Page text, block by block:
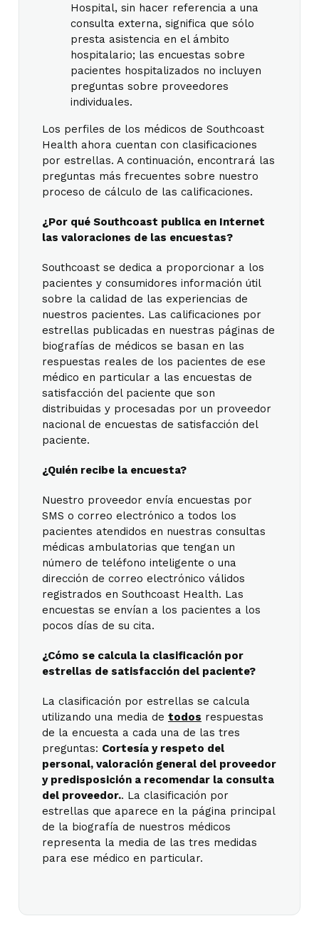
Hospital, sin hacer referencia a una
consulta externa, significa que sólo
presta asistencia en el ámbito
hospitalario; las encuestas sobre
pacientes hospitalizados no incluyen
preguntas sobre proveedores
individuales.
Los perfiles de los médicos de Southcoast
Health ahora cuentan con clasificaciones
por estrellas. A continuación, encontrará las
preguntas más frecuentes sobre nuestro
proceso de cálculo de las calificaciones.
¿Por qué Southcoast publica en Internet
las valoraciones de las encuestas?
Southcoast se dedica a proporcionar a los
pacientes y consumidores información útil
sobre la calidad de las experiencias de
nuestros pacientes. Las calificaciones por
estrellas publicadas en nuestras páginas de
biografías de médicos se basan en las
respuestas reales de los pacientes de ese
médico en particular a las encuestas de
satisfacción del paciente que son
distribuidas y procesadas por un proveedor
nacional de encuestas de satisfacción del
paciente.
¿Quién recibe la encuesta?
Nuestro proveedor envía encuestas por
SMS o correo electrónico a todos los
pacientes atendidos en nuestras consultas
médicas ambulatorias que tengan un
número de teléfono inteligente o una
dirección de correo electrónico válidos
registrados en Southcoast Health. Las
encuestas se envían a los pacientes a los
pocos días de su cita.
¿Cómo se calcula la clasificación por
estrellas de satisfacción del paciente?
La clasificación por estrellas se calcula
utilizando una media de todos respuestas
de la encuesta a cada una de las tres
preguntas: Cortesía y respeto del
personal, valoración general del proveedor
y predisposición a recomendar la consulta
del proveedor.. La clasificación por
estrellas que aparece en la página principal
de la biografía de nuestros médicos
representa la media de las tres medidas
para ese médico en particular.